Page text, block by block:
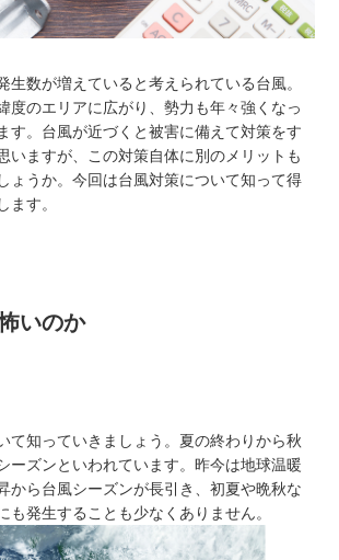
生数が増えていると考えられている台風。
度のエリアに広がり、勢力も年々強くなっ
す。台風が近づくと被害に備えて対策をす
いますが、この対策自体に別のメリットも
ょうか。今回は台風対策について知って得
ます。
いのか
て知っていきましょう。夏の終わりから秋
ーズンといわれています。昨今は地球温暖
から台風シーズンが長引き、初夏や晩秋な
も発生することも少なくありません。